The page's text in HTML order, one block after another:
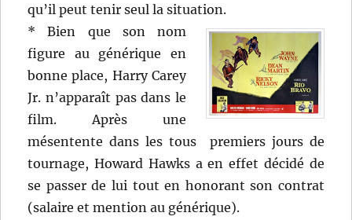
qu’il peut tenir seul la situation.
* Bien que son nom
figure au générique en
bonne place, Harry Carey
Jr. n’apparaît pas dans le
film. Après une
mésentente dans les tous premiers jours de
tournage, Howard Hawks a en effet décidé de
se passer de lui tout en honorant son contrat
(salaire et mention au générique).